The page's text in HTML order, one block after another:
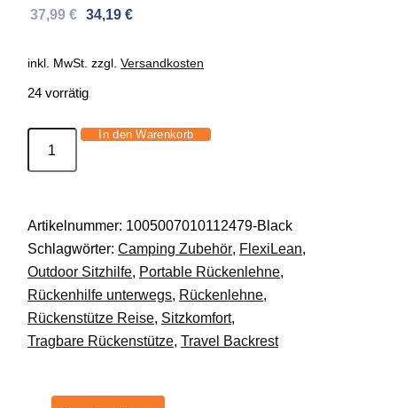
Ursprünglicher
war:
37,99 € Aktueller
ist:
34,19 €
inkl. MwSt. zzgl. Versandkosten
24 vorrätig
FlexiLean™
Mobile
Rückenstütze
für
Reisen
&
Outdoor!
In den Warenkorb
Artikelnummer: 1005007010112479-Black
Schlagwörter: Camping Zubehör, FlexiLean,
Outdoor Sitzhilfe, Portable Rückenlehne,
Rückenhilfe unterwegs, Rückenlehne,
Rückenstütze Reise, Sitzkomfort,
Tragbare Rückenstütze, Travel Backrest